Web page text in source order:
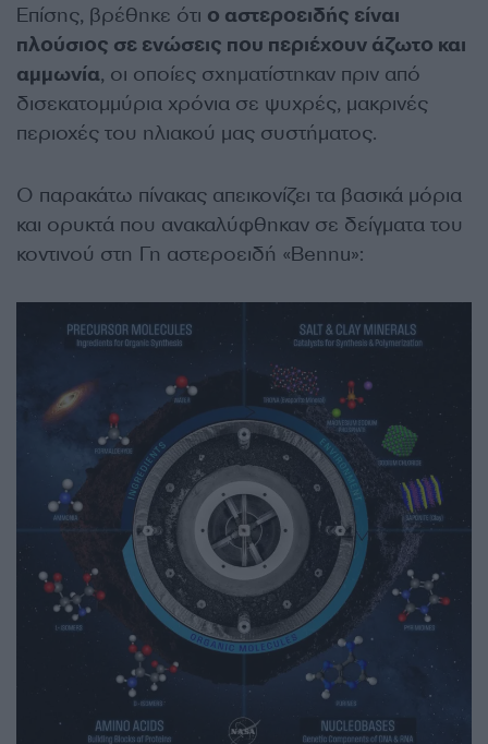
Επίσης, βρέθηκε ότι ο αστεροειδής είναι
πλούσιος σε ενώσεις που περιέχουν άζωτο και
αμμωνία, οι οποίες σχηματίστηκαν πριν από
δισεκατομμύρια χρόνια σε ψυχρές, μακρινές
περιοχές του ηλιακού μας συστήματος.
Ο παρακάτω πίνακας απεικονίζει τα βασικά μόρια
και ορυκτά που ανακαλύφθηκαν σε δείγματα του
κοντινού στη Γη αστεροειδή «Bennu»: